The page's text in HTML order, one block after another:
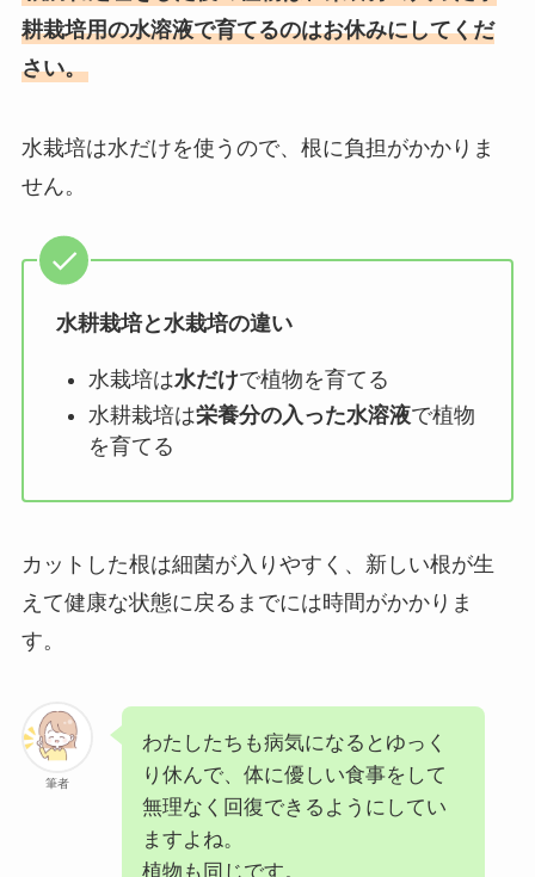
耕栽培用の水溶液で育てるのはお休みにしてくだ
さい。
水栽培は水だけを使うので、根に負担がかかりま
せん。
水耕栽培と水栽培の違い
水栽培は水だけで植物を育てる
水耕栽培は栄養分の入った水溶液で植物
を育てる
カットした根は細菌が入りやすく、新しい根が生
えて健康な状態に戻るまでには時間がかかりま
す。
筆者
わたしたちも病気になるとゆっく
り休んで、体に優しい食事をして
無理なく回復できるようにしてい
ますよね。
植物も同じです。